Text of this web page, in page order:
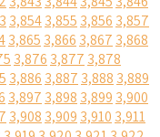
3,8543,855 3,856 3,857
3,865 3,866 3,867 3,868
3,876 3,877 3,878
3,886 3,887 3,888 3,889
3,897 3,898 3,899 3,900
3,908 3,909 3,910 3,911